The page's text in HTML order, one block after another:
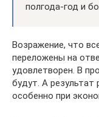
полгода-год и
Возражение, что
переложены на
удовлетворен. В
будут. А результат
особенно при